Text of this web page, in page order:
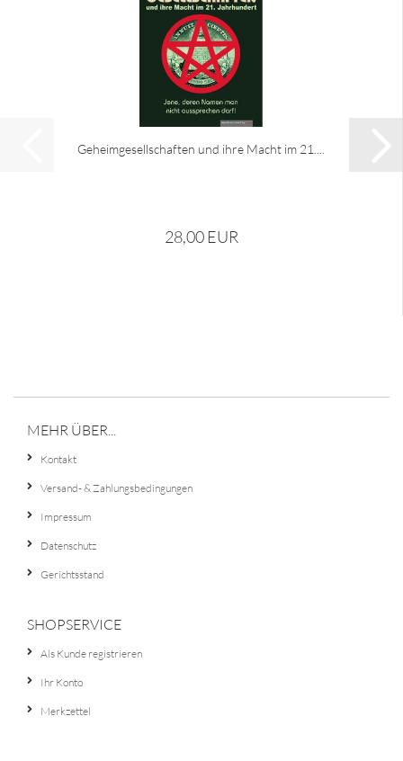
Geheimgesellschaften und ihre Macht im 21....
28,00 EUR
MEHR ÜBER...
Kontakt
Versand- & Zahlungsbedingungen
Impressum
Datenschutz
Gerichtsstand
SHOPSERVICE
Als Kunde registrieren
Ihr Konto
Merkzettel